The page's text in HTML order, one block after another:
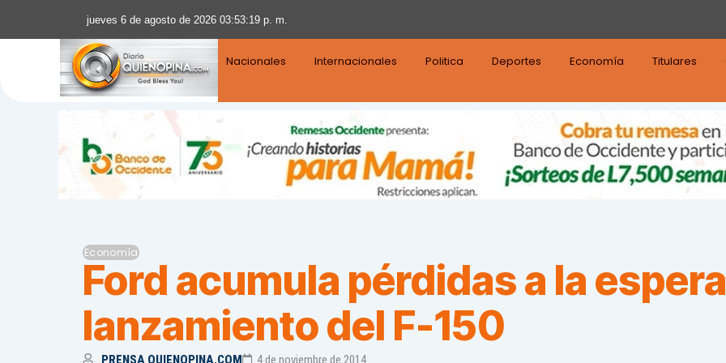
jueves 6 de agosto de 2026 03:53:20 p. m.
Nacionales Internacionales Politica Deportes Economía Titulares
Economía
Ford acumula pérdidas a la
lanzamiento del F-150
PRENSA QUIENOPINA.COM 4 de noviembre de 2014